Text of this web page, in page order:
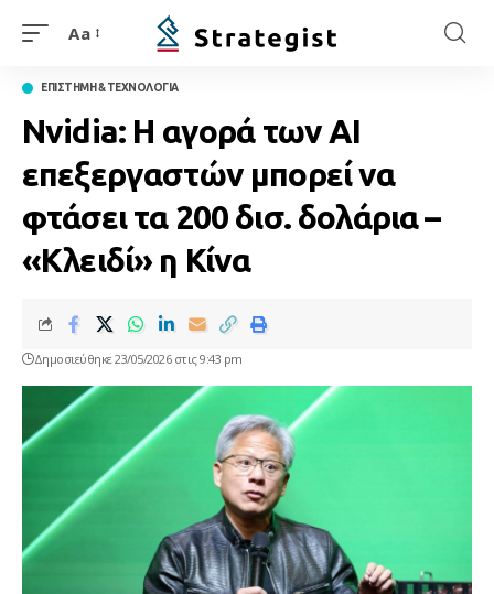
Aa
ΕΠΙΣΤΗΜΗ & ΤΕΧΝΟΛΟΓΙΑ
Nvidia: Η αγορά των AI
επεξεργαστών μπορεί να
φτάσει τα 200 δισ. δολάρια –
«Κλειδί» η Κίνα
Δημοσιεύθηκε 23/05/2026 στις 9:43 pm